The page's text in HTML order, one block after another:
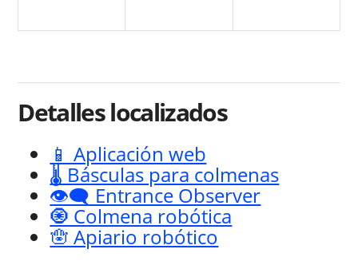
Detalles localizados
📱 Aplicación web
🌡️ Básculas para colmenas
👁️‍🗨️ Entrance Observer
🧿 Colmena robótica
🪬 Apiario robótico